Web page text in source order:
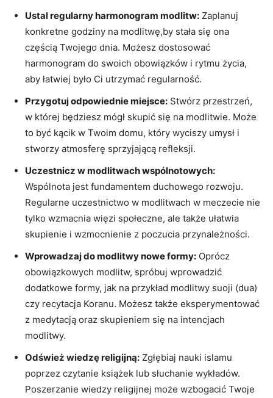
Ustal regularny harmonogram modlitw: Zaplanuj
konkretne godziny na modlitwę,by stała się ona
częścią Twojego dnia. Możesz dostosować
⁤harmonogram do swoich obowiązków i rytmu życia,
aby⁤ łatwiej ‍było Ci utrzymać regularność.
Przygotuj odpowiednie ⁤miejsce: Stwórz przestrzeń,
w której będziesz mógł skupić się na modlitwie. Może
to być kącik w Twoim domu,‍ który wyciszy ⁢umysł i
stworzy atmosferę sprzyjającą refleksji.
Uczestnicz ‌w modlitwach wspólnotowych:
Wspólnota ‌jest fundamentem duchowego‌ rozwoju.
Regularne uczestnictwo w ⁤modlitwach w meczecie nie
tylko wzmacnia więzi społeczne, ale także ułatwia
skupienie i⁢ wzmocnienie z poczucia przynależności.
Wprowadzaj do modlitwy nowe formy: Oprócz
obowiązkowych modlitw, spróbuj wprowadzić
dodatkowe⁢ formy, jak ⁣na przykład modlitwy suoji (dua)
czy recytacja Koranu. Możesz także eksperymentować
z medytacją⁤ oraz skupieniem się⁢ na intencjach
⁢modlitwy.
Odśwież wiedzę religijną: Zgłębiaj nauki islamu
poprzez czytanie książek lub słuchanie‍ wykładów.
Poszerzanie wiedzy religijnej może wzbogacić Twoje‍